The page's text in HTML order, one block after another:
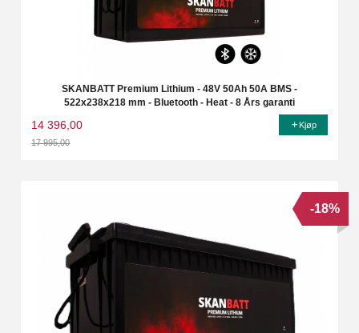
SKANBATT Premium Lithium - 48V 50Ah 50A BMS -
522x238x218 mm - Bluetooth - Heat - 8 Års garanti
14 396,00
17 995,00
Kjøp
-18%